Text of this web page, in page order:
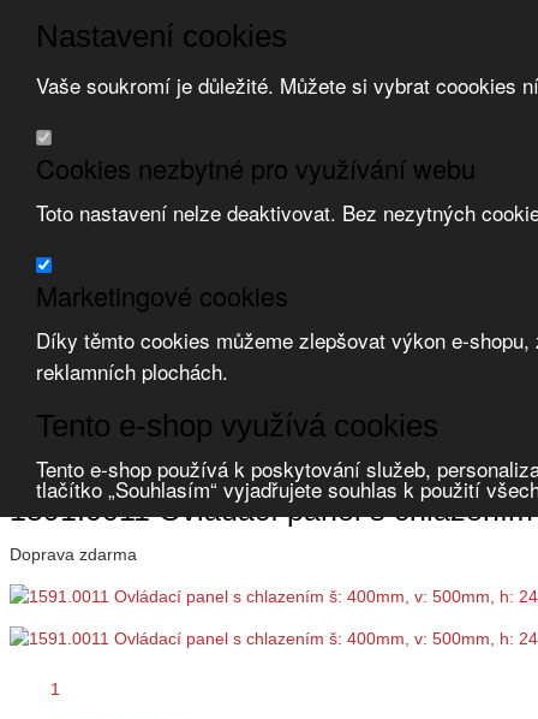
Nastavení cookies
Vaše soukromí je důležité. Můžete si vybrat coookies
Cookies nezbytné pro využívání webu
Toto nastavení nelze deaktivovat. Bez nezytných
Marketingové cookies
Díky těmto cookies můžeme zlepšovat výkon e-
reklamních plochách.
Tento e-shop využívá cookies
Tento e-shop používá k poskytování služeb,
tlačítko „Souhlasím“ vyjadřujete souhlas k použití
Přeskočit na hlavní obsah Přeskočit na doplňující obsah
Obchodní podmínky
Registrace
Zvolte měnu:
Přihlásit uživatele
Úvod Rozváděče a skříně systém nosných ramen ovládací panely
1591.0011 Ovládací panel s
Doprava zdarma
1